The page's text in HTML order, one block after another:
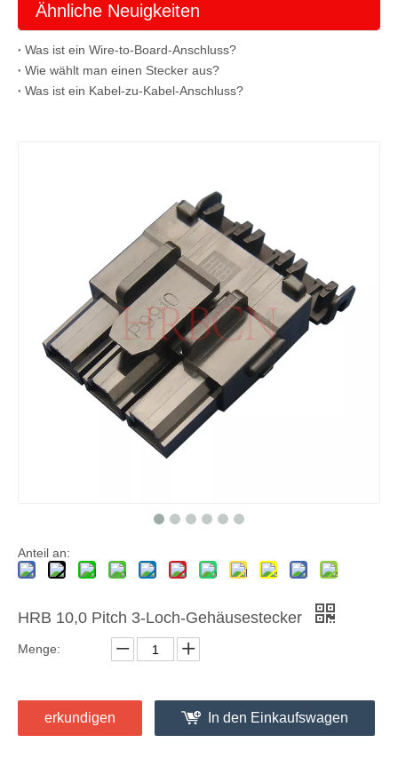
Ähnliche Neuigkeiten
Was ist ein Wire-to-Board-Anschluss?
Wie wählt man einen Stecker aus?
Was ist ein Kabel-zu-Kabel-Anschluss?
Anteil an:
HRB 10,0 Pitch 3-Loch-Gehäusestecker
Menge:
erkundigen In den Einkaufswagen